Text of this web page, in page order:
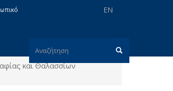
EN
Φόρμα
αναζήτησης
Αναζήτηση
και Θαλασσίων